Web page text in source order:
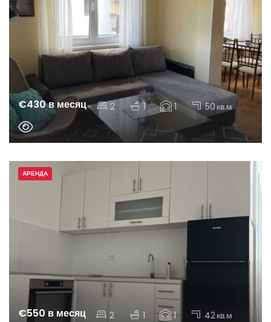
€430 в месяц 2 1 1 50кв.м
АРЕНДА
€550 в месяц 2 1 1 42кв.м